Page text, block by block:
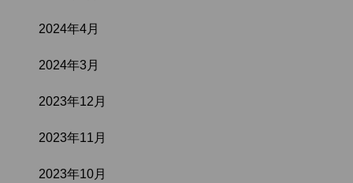
2024年4月
2024年3月
2023年12月
2023年11月
2023年10月